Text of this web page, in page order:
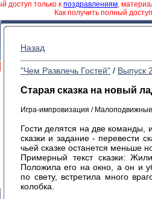
доступ только к поздравлениям,
Как получить полный
Назад
"Чем Развлечь Гостей" / Выпуск
Старая сказка на новый
Игра-импровизация /
Гости делятся на две команды,
сказки и задание - перевести
чьей сказке останется меньше
Примерный текст сказки:
Положила его на окно, а он и
по свету, встретила много
колобка.